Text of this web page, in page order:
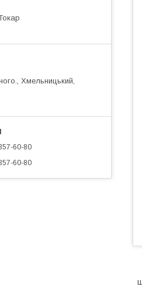
Хмельницький,
60-80
60-80